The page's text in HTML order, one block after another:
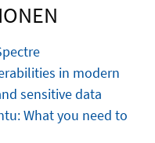
in modern
sensitive data
What you need to